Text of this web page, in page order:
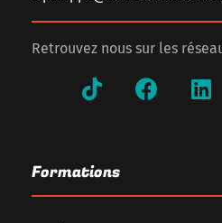
Retrouvez nous sur les
Formations